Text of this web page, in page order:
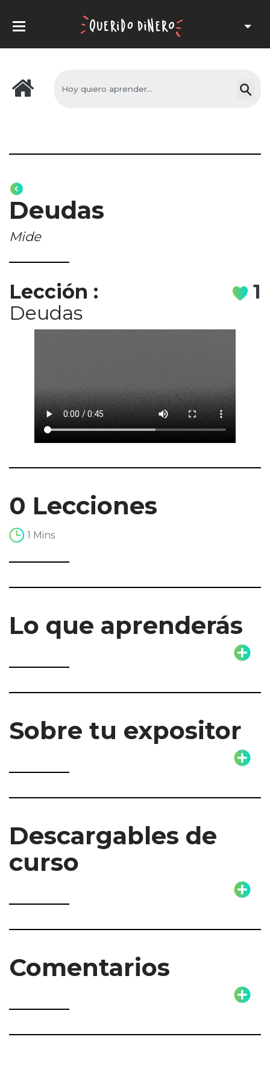
Deudas
Mide
Lección :
Deudas
1
0 Lecciones
1 Mins
Lo que aprenderás
Sobre tu expositor
Descargables de
curso
Comentarios